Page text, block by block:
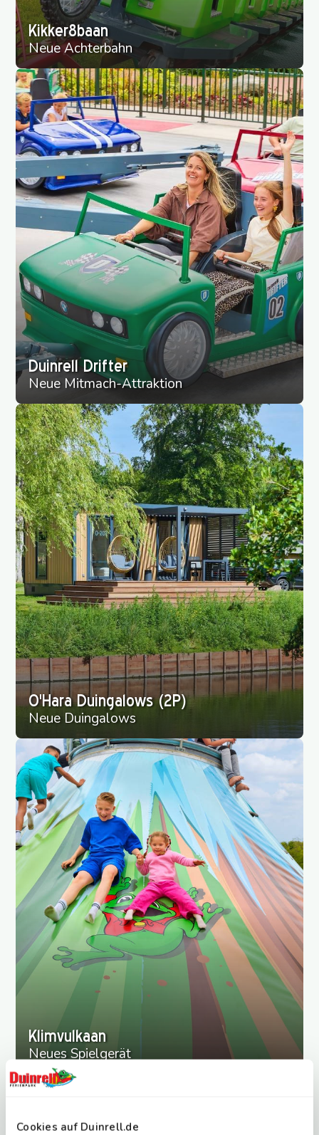
Cookies auf Duinrell.de
Kikker8baan
Neue Achterbahn
Duinrell Drifter
Neue Mitmach-Attraktion
O'Hara Duingalows (2P)
Neue Duingalows
Klimvulkaan
Neues Spielgerät